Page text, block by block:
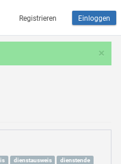
Registrieren Einloggen
×
dienstausweis
dienstende